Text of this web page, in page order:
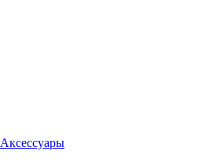
Аксессуары